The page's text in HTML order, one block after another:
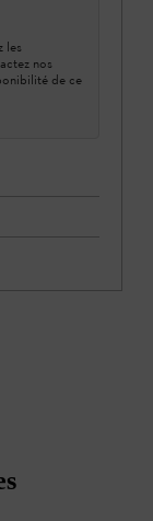
les
nos
de ce